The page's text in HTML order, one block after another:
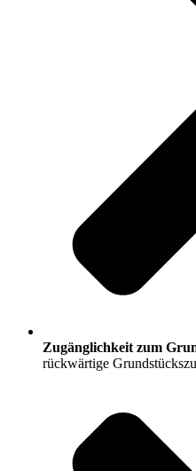
Zugänglichkeit zum
rückwärtige